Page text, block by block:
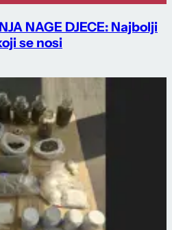
NAGE DJECE: Najbolji
se nosi